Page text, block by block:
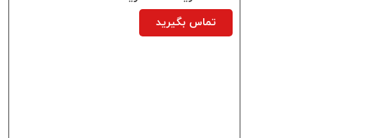
تماس بگیرید